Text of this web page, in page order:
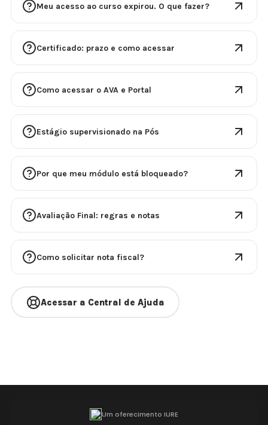
Meu acesso ao curso expirou. O que fazer?
Certificado: prazo e como acessar
Como acessar o AVA e Portal
Estágio supervisionado na Pós
Por que meu módulo está bloqueado?
Avaliação Final: regras e notas
Como solicitar nota fiscal?
Acessar a Central de Ajuda